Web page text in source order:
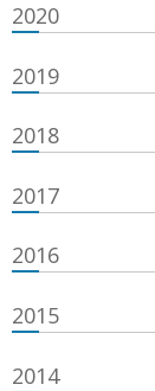
2020
2019
2018
2017
2016
2015
2014